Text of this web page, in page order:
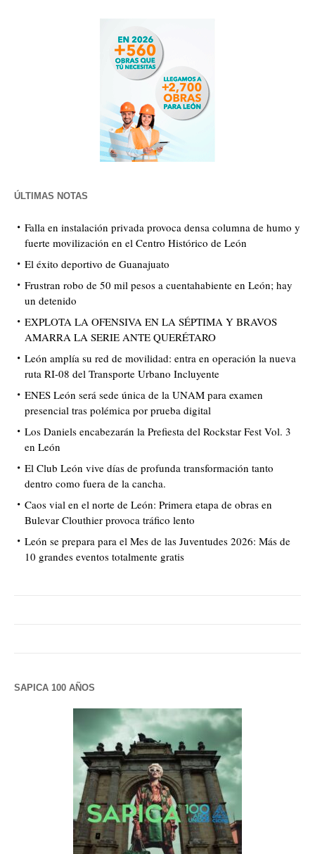
ÚLTIMAS NOTAS
Falla en instalación privada provoca densa columna de humo y
fuerte movilización en el Centro Histórico de León
El éxito deportivo de Guanajuato
Frustran robo de 50 mil pesos a cuentahabiente en León; hay
un detenido
EXPLOTA LA OFENSIVA EN LA SÉPTIMA Y BRAVOS
AMARRA LA SERIE ANTE QUERÉTARO
León amplía su red de movilidad: entra en operación la nueva
ruta RI-08 del Transporte Urbano Incluyente
ENES León será sede única de la UNAM para examen
presencial tras polémica por prueba digital
Los Daniels encabezarán la Prefiesta del Rockstar Fest Vol. 3
en León
El Club León vive días de profunda transformación tanto
dentro como fuera de la cancha.
Caos vial en el norte de León: Primera etapa de obras en
Bulevar Clouthier provoca tráfico lento
León se prepara para el Mes de las Juventudes 2026: Más de
10 grandes eventos totalmente gratis
SAPICA 100 AÑOS